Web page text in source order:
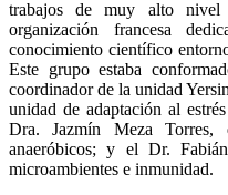
trabajos de muy alto nivel
organización francesa
conocimiento científico
Este grupo estaba
coordinador de la unidad
unidad de adaptación al
Dra. Jazmín Meza Torres,
anaeróbicos; y el Dr.
microambientes e inmunidad.